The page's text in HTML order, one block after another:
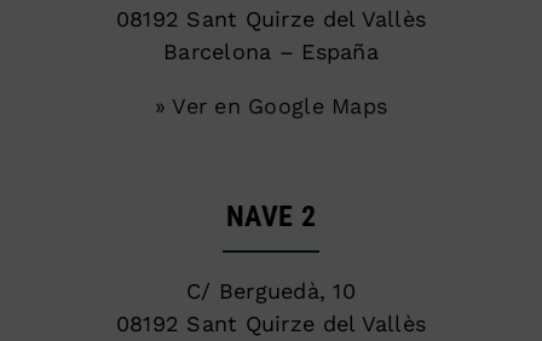
08192 Sant Quirze del Vallès
Barcelona – España
» Ver en Google Maps
NAVE 2
C/ Berguedà, 10
08192 Sant Quirze del Vallès